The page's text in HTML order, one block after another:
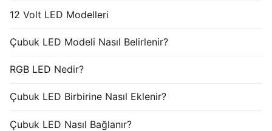
12 Volt LED Modelleri
Çubuk LED Modeli Nasıl Belirlenir?
RGB LED Nedir?
Çubuk LED Birbirine Nasıl Eklenir?
Çubuk LED Nasıl Bağlanır?